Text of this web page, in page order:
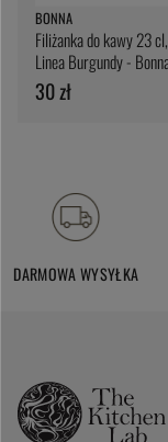
BONNA
Filiżanka do kawy 23
Linea Burgundy -
30 zł
DARMOWA WYSYŁKA